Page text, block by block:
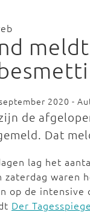
2020 -
de
Dat
lag het
zaterdag waren
op de intensive
Der